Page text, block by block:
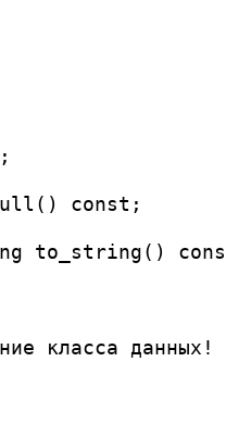
const;
to_string()
класса данных!